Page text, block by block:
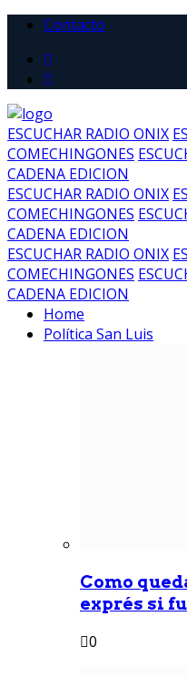
Contacto
ESCUCHAR RADIO ONIX
COMECHINGONES
CADENA EDICION
ESCUCHAR RADIO ONIX
COMECHINGONES
CADENA EDICION
ESCUCHAR RADIO ONIX
COMECHINGONES
CADENA EDICION
Home
Política San Luis
Como
exprés si
0